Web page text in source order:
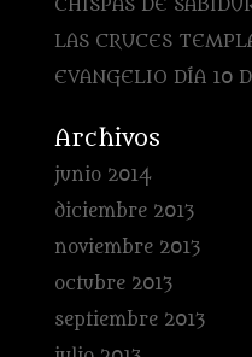
CHISPAS DE
LAS CRUCES
EVANGELIO DÍA 10
Archivos
junio 2014
diciembre 2013
noviembre 2013
octubre 2013
septiembre 2013